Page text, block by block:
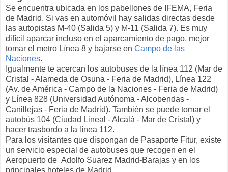
Se encuentra ubicada en los pabellones de IFEMA, Feria
de Madrid. Si vas en automóvil hay salidas directas desde
las autopistas M-40 (Salida 5) y M-11 (Salida 7). Es muy
difícil aparcar incluso en el aparcamiento de pago, mejor
tomar el metro Línea 8 y bajarse en Campo de las
Naciones.
Igualmente te acercan los autobuses de la línea 112 (Mar de
Cristal - Alameda de Osuna - Feria de Madrid), Línea 122
(Av. de América - Campo de la Naciones - Feria de Madrid)
y Línea 828 (Universidad Autónoma - Alcobendas -
Canillejas - Feria de Madrid). También se puede tomar el
autobús 104 (Ciudad Lineal - Alcalá - Mar de Cristal) y
hacer trasbordo a la línea 112.
Para los visitantes que dispongan de Pasaporte Fitur, existe
un servicio especial de autobuses que recogen en el
Aeropuerto de Adolfo Suarez Madrid-Barajas y en los
principales hoteles de Madrid.